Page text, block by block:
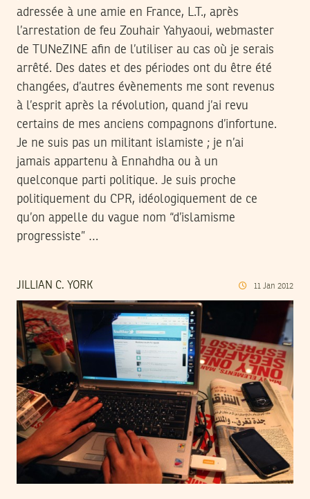
adressée à une amie en France, L.T., après
l’arrestation de feu Zouhair Yahyaoui, webmaster
de TUNeZINE afin de l’utiliser au cas où je serais
arrêté. Des dates et des périodes ont du être été
changées, d’autres évènements me sont revenus
à l’esprit après la révolution, quand j’ai revu
certains de mes anciens compagnons d’infortune.
Je ne suis pas un militant islamiste ; je n’ai
jamais appartenu à Ennahdha ou à un
quelconque parti politique. Je suis proche
politiquement du CPR, idéologiquement de ce
qu’on appelle du vague nom “d’islamisme
progressiste” …
JILLIAN C. YORK 11 Jan 2012